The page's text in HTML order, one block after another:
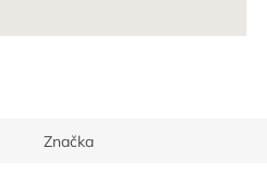
Značka